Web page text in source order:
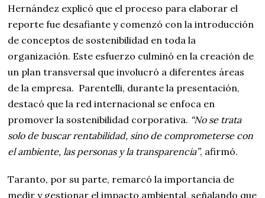
Hernández explicó que el proceso para elaborar el
reporte fue desafiante y comenzó con la introducción
de conceptos de sostenibilidad en toda la
organización. Este esfuerzo culminó en la creación de
un plan transversal que involucró a diferentes áreas
de la empresa. Parentelli, durante la presentación,
destacó que la red internacional se enfoca en
promover la sostenibilidad corporativa. “No se trata
solo de buscar rentabilidad, sino de comprometerse con
el ambiente, las personas y la transparencia”, afirmó.
Taranto, por su parte, remarcó la importancia de
medir y gestionar el impacto ambiental, señalando que